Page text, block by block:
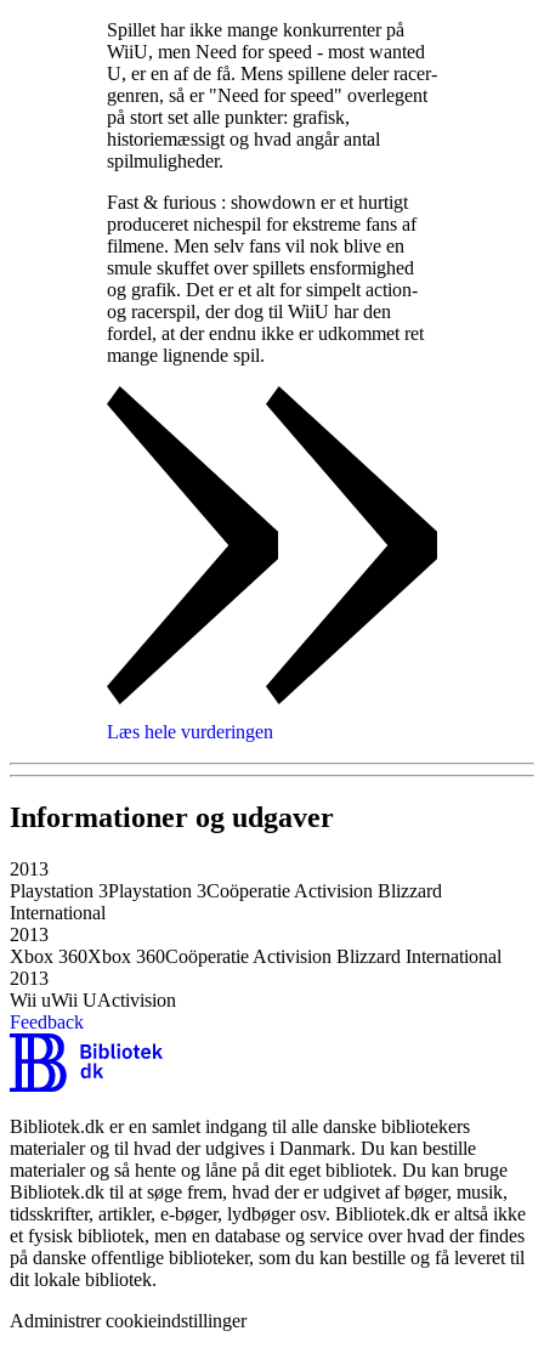
Spillet har ikke mange konkurrenter på
WiiU, men Need for speed - most wanted
U, er en af de få. Mens spillene deler racer-
genren, så er "Need for speed" overlegent
på stort set alle punkter: grafisk,
historiemæssigt og hvad angår antal
spilmuligheder.
Fast & furious : showdown er et hurtigt
produceret nichespil for ekstreme fans af
filmene. Men selv fans vil nok blive en
smule skuffet over spillets ensformighed
og grafik. Det er et alt for simpelt action-
og racerspil, der dog til WiiU har den
fordel, at der endnu ikke er udkommet ret
mange lignende spil.
Læs hele vurderingen
Informationer og udgaver
2013
Playstation 3Playstation 3Coöperatie Activision Blizzard
International
2013
Xbox 360Xbox 360Coöperatie Activision Blizzard International
2013
Wii uWii UActivision
Feedback
Bibliotek.dk er en samlet indgang til alle danske bibliotekers
materialer og til hvad der udgives i Danmark. Du kan bestille
materialer og så hente og låne på dit eget bibliotek. Du kan bruge
Bibliotek.dk til at søge frem, hvad der er udgivet af bøger, musik,
tidsskrifter, artikler, e-bøger, lydbøger osv. Bibliotek.dk er altså ikke
et fysisk bibliotek, men en database og service over hvad der findes
på danske offentlige biblioteker, som du kan bestille og få leveret til
dit lokale bibliotek.
Administrer cookieindstillinger